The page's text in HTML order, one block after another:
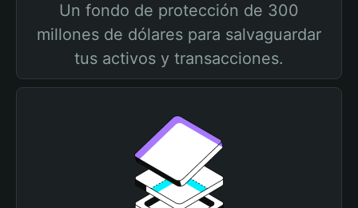
Un fondo de protección de 300
millones de dólares para salvaguardar
tus activos y transacciones.